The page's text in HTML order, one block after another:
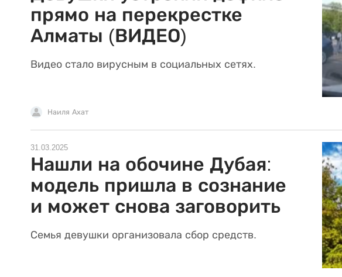
прямо на перекрестке
Алматы (ВИДЕО)
Видео стало вирусным в социальных сетях.
Наиля Ахат
31.03.2025
Нашли на обочине Дубая:
модель пришла в сознание
и может снова заговорить
Семья девушки организовала сбор средств.